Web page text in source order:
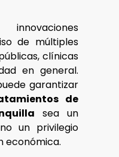
de múltiples
clínicas
en general.
garantizar
de
sea un
un privilegio
económica.